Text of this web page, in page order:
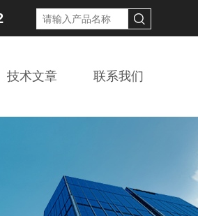
技术文章 联系我们